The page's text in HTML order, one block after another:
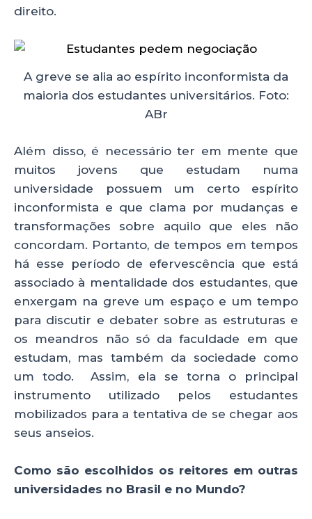
direito.
A greve se alia ao espírito inconformista da
maioria dos estudantes universitários. Foto:
ABr
Além disso, é necessário ter em mente que
muitos jovens que estudam numa
universidade possuem um certo espírito
inconformista e que clama por mudanças e
transformações sobre aquilo que eles não
concordam. Portanto, de tempos em tempos
há esse período de efervescência que está
associado à mentalidade dos estudantes, que
enxergam na greve um espaço e um tempo
para discutir e debater sobre as estruturas e
os meandros não só da faculdade em que
estudam, mas também da sociedade como
um todo. Assim, ela se torna o principal
instrumento utilizado pelos estudantes
mobilizados para a tentativa de se chegar aos
seus anseios.
Como são escolhidos os reitores em outras
universidades no Brasil e no Mundo?